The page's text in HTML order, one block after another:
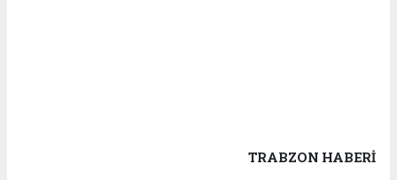
TRABZON HABERİ